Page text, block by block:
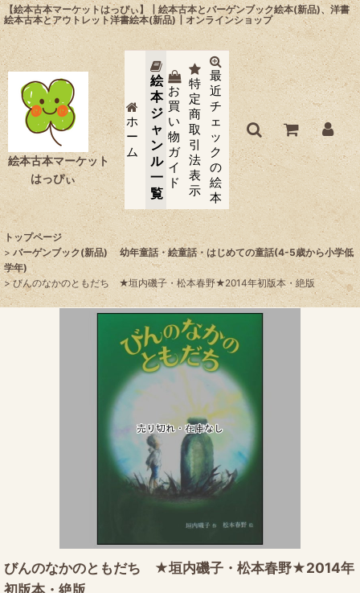
【絵本古本マーケットはっぴぃ】┃絵本古本とバーゲンブック絵本(新品)、洋書
絵本古本とアウトレット洋書絵本(新品)┃オンラインショップ
絵本古本マーケット
はっぴぃ
ホ
ー
ム
絵
本
ジ
ャ
ン
ル
一
覧
お
買
い
物
ガ
イ
ド
特
定
商
取
引
法
表
示
最
近
チ
ェ
ッ
ク
の
絵
本
トップページ
> バーゲンブック(新品) 幼年童話・絵童話・はじめての童話(4-5歳から小学低
学年)
> びんのなかのともだち ★垣内磯子・松本春野★2014年初版本・絶版
びんのなかのともだち ★垣内磯子・松本春野★2014年
初版本・絶版